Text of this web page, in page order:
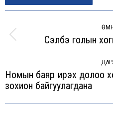
navigation
Сэлбэ голын
Номын баяр ирэх долоо
зохион байгуулагдана